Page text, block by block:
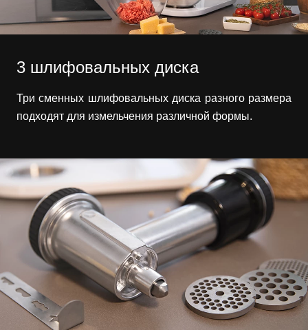
3 шлифовальных диска
Три сменных шлифовальных диска разного размера
подходят для измельчения различной формы.